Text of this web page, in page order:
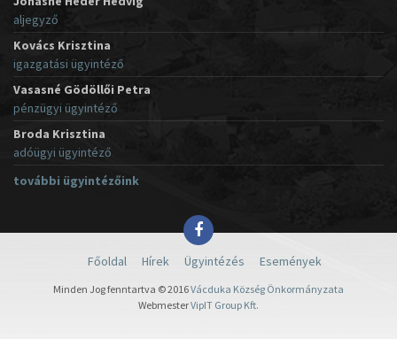
aljegyző
Kovács Krisztina
igazgatási ügyintéző
Vasasné Gödöllői Petra
pénzügyi ügyintéző
Broda Krisztina
adóügyi ügyintéző
további ügyintézőink
Főoldal Hírek Ügyintézés Események
Minden Jog fenntartva © 2016Vácduka Község Önkormányzata
WebmesterVipIT Group Kft.